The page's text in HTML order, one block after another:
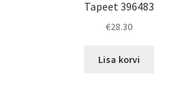
Tapeet 396483
€28.30
Lisa korvi